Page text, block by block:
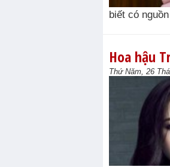
biết có
Hoa hậu
Thứ Năm, 26